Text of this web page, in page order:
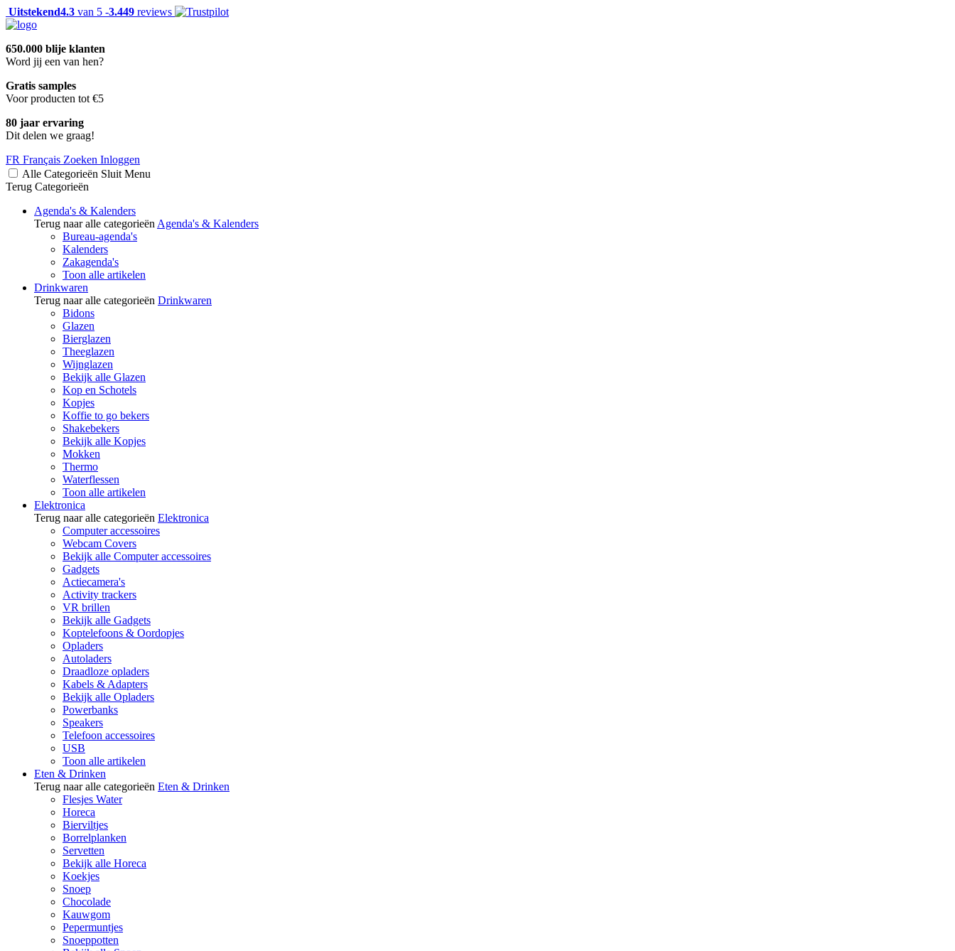
Uitstekend4.3 van 5 -3.449 reviews
650.000 blije klanten
Word jij een van hen?
Gratis samples
Voor producten tot €5
80 jaar ervaring
Dit delen we graag!
FR Français Zoeken Inloggen
Alle Categorieën Sluit Menu
Terug Categorieën
Agenda's & Kalenders
Terug naar alle categorieën Agenda's & Kalenders
Bureau-agenda's
Kalenders
Zakagenda's
Toon alle artikelen
Drinkwaren
Terug naar alle categorieën Drinkwaren
Bidons
Glazen
Bierglazen
Theeglazen
Wijnglazen
Bekijk alle Glazen
Kop en Schotels
Kopjes
Koffie to go bekers
Shakebekers
Bekijk alle Kopjes
Mokken
Thermo
Waterflessen
Toon alle artikelen
Elektronica
Terug naar alle categorieën Elektronica
Computer accessoires
Webcam Covers
Bekijk alle Computer accessoires
Gadgets
Actiecamera's
Activity trackers
VR brillen
Bekijk alle Gadgets
Koptelefoons & Oordopjes
Opladers
Autoladers
Draadloze opladers
Kabels & Adapters
Bekijk alle Opladers
Powerbanks
Speakers
Telefoon accessoires
USB
Toon alle artikelen
Eten & Drinken
Terug naar alle categorieën Eten & Drinken
Flesjes Water
Horeca
Bierviltjes
Borrelplanken
Servetten
Bekijk alle Horeca
Koekjes
Snoep
Chocolade
Kauwgom
Pepermuntjes
Snoeppotten